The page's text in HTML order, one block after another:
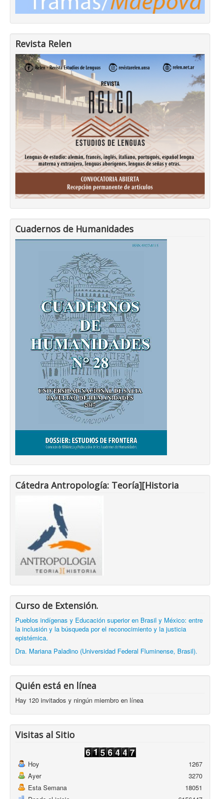
Revista Relen
Cuadernos de Humanidades
Cátedra Antropología: Teoría][Historia
Curso de Extensión.
Pueblos indígenas y Educación superior en Brasil y México: entre
la inclusión y la búsqueda por el reconocimiento y la justicia
epistémica.
Dra. Mariana Paladino (Universidad Federal Fluminense, Brasil).
Quién está en línea
Hay 120 invitados y ningún miembro en línea
Visitas al Sitio
Hoy
Ayer
Esta Semana
1267
3270
18051